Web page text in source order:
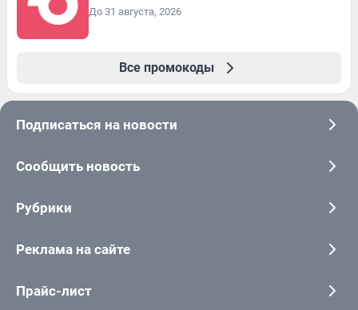
До 31 августа, 2026
Все промокоды
Подписаться на новости
Сообщить новость
Рубрики
Реклама на сайте
Прайс-лист